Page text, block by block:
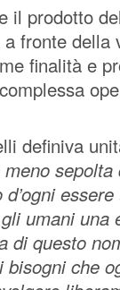
il prodotto
fronte della
finalità e
definiva
sepolta
umani una
di questo
che